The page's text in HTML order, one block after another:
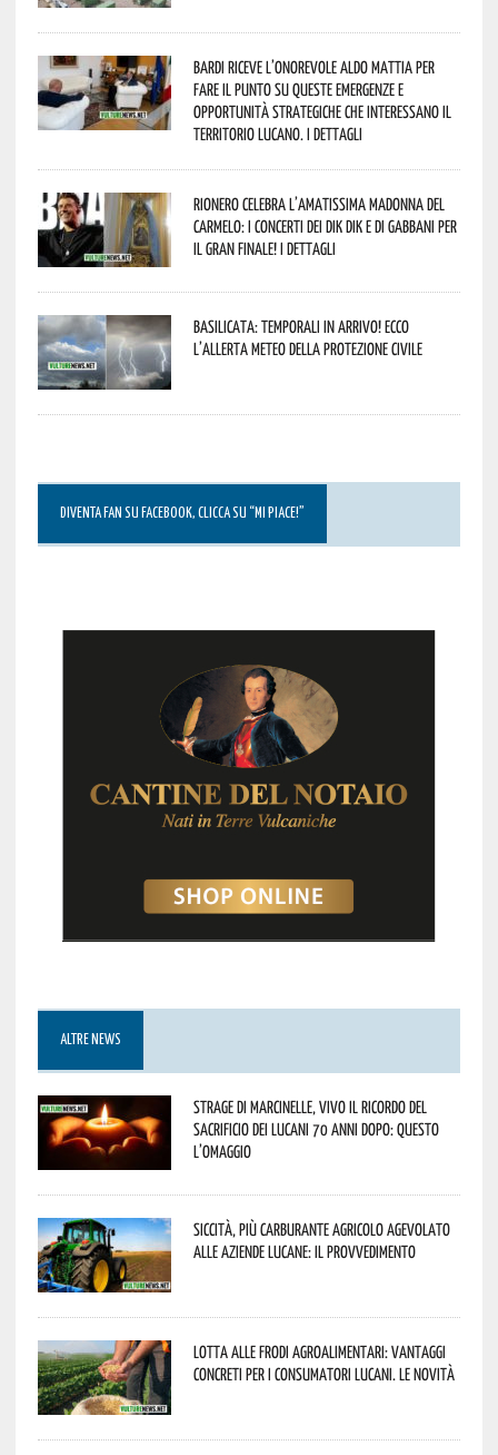
Bardi riceve l’onorevole Aldo Mattia per
fare il punto su queste emergenze e
opportunità strategiche che interessano il
territorio lucano. I dettagli
Rionero celebra l’amatissima Madonna del
Carmelo: i concerti dei DIK DIK e di Gabbani per
il gran finale! I dettagli
Basilicata: temporali in arrivo! Ecco
l’allerta meteo della Protezione civile
DIVENTA FAN SU FACEBOOK, CLICCA SU “MI PIACE!”
ALTRE NEWS
Strage di Marcinelle, vivo il ricordo del
sacrificio dei lucani 70 anni dopo: questo
l’omaggio
Siccità, più carburante agricolo agevolato
alle aziende lucane: il provvedimento
Lotta alle frodi agroalimentari: vantaggi
concreti per i consumatori lucani. Le novità